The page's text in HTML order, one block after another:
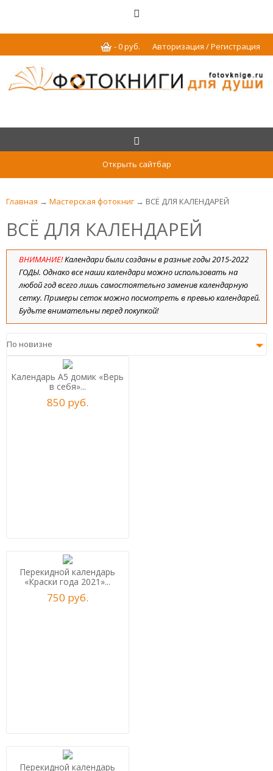
Авторизация / Регистрация
-0руб.
Открыть сайтбар
Главная → Мастерская фотокниг → ВСЁ ДЛЯ КАЛЕНДАРЕЙ
ВСЁ ДЛЯ КАЛЕНДАРЕЙ
ВНИМАНИЕ!Календари были созданы в разные годы 2015-2022
ГОДЫ. Однако все наши календари можно использовать на
любой год всего лишь самостоятельно заменив календарную
сетку. Примеры сеток можно посмотреть в превью календарей.
Будьте внимательны перед покупкой!
Календарь А5 домик «Верь
в себя»...
850 руб.
Перекидной календарь
«Краски года 2021»...
750 руб.
Перекидной календарь